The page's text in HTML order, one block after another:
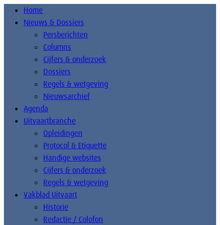
Home
Nieuws & Dossiers
Persberichten
Columns
Cijfers & onderzoek
Dossiers
Regels & wetgeving
Nieuwsarchief
Agenda
Uitvaartbranche
Opleidingen
Protocol & Etiquette
Handige websites
Cijfers & onderzoek
Regels & wetgeving
Vakblad Uitvaart
Historie
Redactie / Colofon